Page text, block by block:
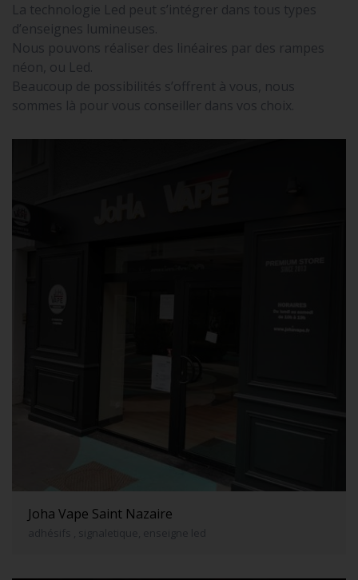
La technologie Led peut s’intégrer dans tous types
d’enseignes lumineuses.
Nous pouvons réaliser des linéaires par des rampes
néon, ou Led.
Beaucoup de possibilités s’offrent à vous, nous
sommes là pour vous conseiller dans vos choix.
Joha Vape Saint Nazaire
adhésifs , signaletique, enseigne led